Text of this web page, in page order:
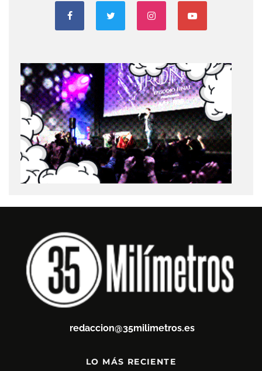
redaccion@35milimetros.es
LO MÁS RECIENTE